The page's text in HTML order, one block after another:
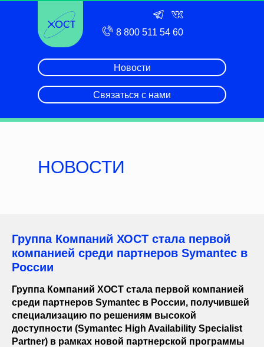
Связаться с нами
Новости
8 800 511 54 60
НОВОСТИ
Группа Компаний ХОСТ стала первой
компанией среди партнеров Symantec в
России
Группа Компаний ХОСТ стала первой компанией
среди партнеров Symantec в России, получившей
специализацию по решениям высокой
доступности (Symantec High Availability Specialist
Partner) в рамках новой партнерской программы